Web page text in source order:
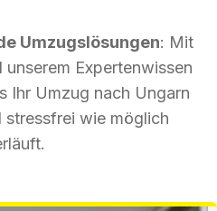
Umzugslösungen: Mit
unserem Expertenwissen
Ihr Umzug nach Ungarn
stressfrei wie möglich